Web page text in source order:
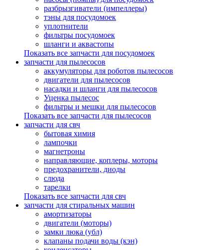
разбрызгиватели (импеллеры)
тэны для посудомоек
уплотнители
фильтры посудомоек
шланги и аквастопы
Показать все запчасти для посудомоек
запчасти для пылесосов
аккумуляторы для роботов пылесосов
двигатели для пылесосов
насадки и шланги для пылесосов
Уценка пылесос
фильтры и мешки для пылесосов
Показать все запчасти для пылесосов
запчасти для свч
бытовая химия
лампочки
магнетроны
направляющие, коплеры, моторы
предохранители, диоды
слюда
тарелки
Показать все запчасти для свч
запчасти для стиральных машин
амортизаторы
двигатели (моторы)
замки люка (убл)
клапаны подачи воды (кэн)